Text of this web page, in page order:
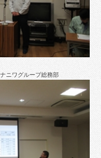
プ総務部